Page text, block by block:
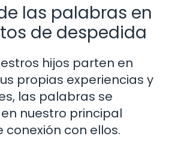
las palabras en
de despedida
hijos parten en
propias experiencias y
las palabras se
nuestro principal
conexión con ellos.